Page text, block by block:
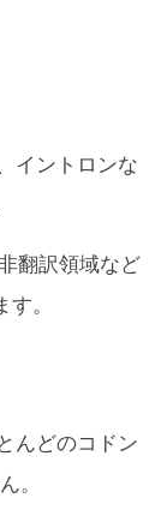
イントロンな
翻訳領域など
。
んどのコドン
。